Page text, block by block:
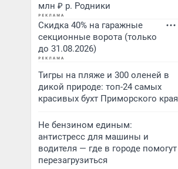
млн ₽ р. Родники
Скидка 40% на гаражные
секционные ворота (только
до 31.08.2026)
Тигры на пляже и 300 оленей в
дикой природе: топ-24 самых
красивых бухт Приморского края
Не бензином единым:
антистресс для машины и
водителя — где в городе помогут
перезагрузиться